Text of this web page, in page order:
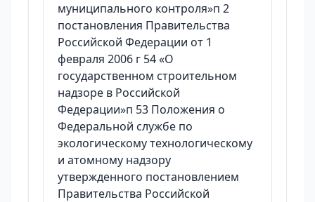
муниципального контроля»п 2
постановления Правительства
Российской Федерации от 1
февраля 2006 г 54 «О
государственном строительном
надзоре в Российской
Федерации»п 53 Положения о
Федеральной службе по
экологическому технологическому
и атомному надзору
утвержденного постановлением
Правительства Российской